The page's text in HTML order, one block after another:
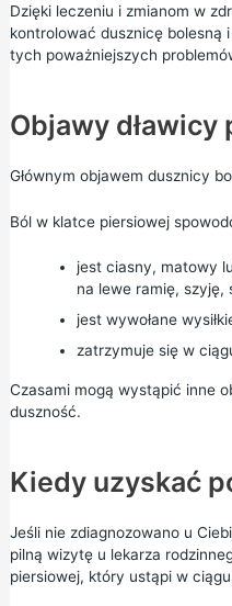
Dzięki leczeniu i zmianom w
kontrolować dusznicę bolesną
tych poważniejszych
Objawy dławicy
Głównym objawem dusznicy
Ból w klatce piersiowej
jest ciasny, matowy
na lewe ramię, szyję,
jest wywołane
zatrzymuje się w
Czasami mogą wystąpić inne
duszność.
Kiedy uzyskać
Jeśli nie zdiagnozowano u
pilną wizytę u lekarza
piersiowej, który ustąpi w